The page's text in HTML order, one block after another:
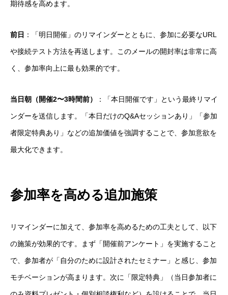
期待感を高めます。
前日 ：「明日開催」のリマインダーとともに、参加に必要なURL
や接続テスト方法を再送します。このメールの開封率は非常に高
く、参加率向上に最も効果的です。
当日朝（開催2〜3時間前） ：「本日開催です」という最終リマイ
ンダーを送信します。「本日だけのQ&Aセッションあり」「参加
者限定特典あり」などの追加価値を強調することで、参加意欲を
最大化できます。
参加率を高める追加施策
リマインダーに加えて、参加率を高めるための工夫として、以下
の施策が効果的です。まず「開催前アンケート」を実施すること
で、参加者が「自分のために設計されたセミナー」と感じ、参加
モチベーションが高まります。次に「限定特典」（当日参加者に